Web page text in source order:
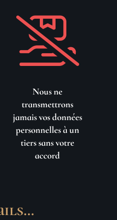
Nous ne
transmettrons
jamais vos données
personnelles à un
tiers sans votre
accord